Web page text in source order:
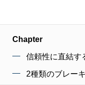
Chapter
信頼性に直結す
2種類のブレー